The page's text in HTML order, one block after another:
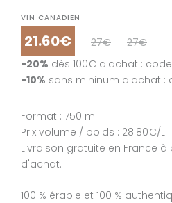
VIN CANADIEN
21.60€ 27€
27€
-20% dès 100€ d'achat : code
-10% sans mininum d'achat :
Format : 750 ml
Prix volume / poids : 28.80€/L
Livraison gratuite en France
d'achat.
100 % érable et 100 %